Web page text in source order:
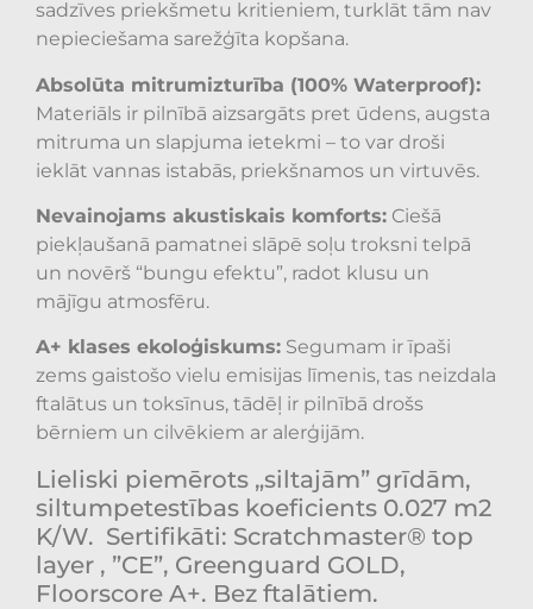
sadzīves priekšmetu kritieniem, turklāt tām nav
nepieciešama sarežģīta kopšana.
Absolūta mitrumizturība (100% Waterproof):
Materiāls ir pilnībā aizsargāts pret ūdens, augsta
mitruma un slapjuma ietekmi – to var droši
ieklāt vannas istabās, priekšnamos un virtuvēs.
Nevainojams akustiskais komforts: Ciešā
piekļaušanā pamatnei slāpē soļu troksni telpā
un novērš “bungu efektu”, radot klusu un
mājīgu atmosfēru.
A+ klases ekoloģiskums: Segumam ir īpaši
zems gaistošo vielu emisijas līmenis, tas neizdala
ftalātus un toksīnus, tādēļ ir pilnībā drošs
bērniem un cilvēkiem ar alerģijām.
Lieliski piemērots „siltajām” grīdām,
siltumpetestības koeficients 0.027 m2
K/W. Sertifikāti: Scratchmaster® top
layer , ”CE”, Greenguard GOLD,
Floorscore A+. Bez ftalātiem.